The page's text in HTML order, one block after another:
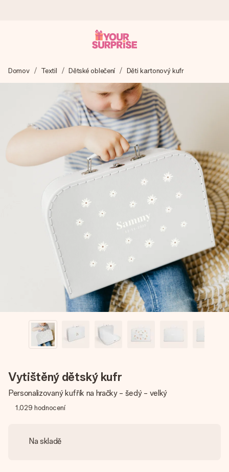
Váš dárek vytvoříme s láskou a bleskově odešleme –
abyste ho mohli darovat právě v tu správnou chvíli, kdy na
4,8 (na základě +15 000 recenzí)
Naše dárky inspirují. Zákazníci nás na Google Reviews
hodnotí známkou 4,8.
Přáníčko zdarma
Vytvořte něco jedinečného během několika kroků – s jejím
jménem, vaší fotografií nebo vzkazem, který doopravdy
zahřeje u srdce. Žádné zbytečné složitosti, jen spousta
lásky pro daný okamžik.
Domov Textil Dětské oblečení Děti kartonový kufr
Vytištěný dětský kufr
Personalizovaný kufřík na hračky - šedý - velký
1,029 hodnocení
Na skladě